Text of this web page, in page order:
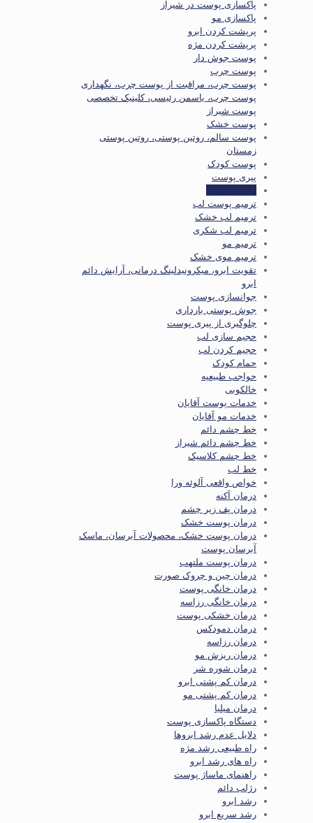
پاکسازی پوست در شیراز
پاکسازی مو
پرپشت کردن ابرو
پرپشت کردن مژه
پوست جوش دار
پوست چرب
پوست چرب، مراقبت از پوست چرب، نگهداری
پوست چرب، یاسمن رئیسی، کلینیک تخصصی
پوست شیراز
پوست خشک
پوست سالم، روتین پوستی، روتین پوستی
زمستان
پوست کودک
پیری پوست
ترمیم پوست لب
ترمیم لب خشک
ترمیم لب شکری
ترمیم مو
ترمیم موی خشک
تقویت ابرو، میکرونیدلینگ درمانی، آرایش دائم
ابرو
جوانسازی پوست
جوش پوستی بارداری
چلوگیری از پیری پوست
حجیم سازی لب
حجیم کردن لب
حمام کودک
حواجب طبیعیه
خالکوبی
خدمات پوست آقایان
خدمات مو آقایان
خط چشم دائم
خط چشم دائم شیراز
خط چشم کلاسیک
خط لب
خواص واقعی آلوئه ورا
درمان آکنه
درمان پف زیر چشم
درمان پوست خشک
درمان پوست خشک، محصولات آبرسان، ماسک
آبرسان پوست
درمان پوست ملتهب
درمان چین و چروک صورت
درمان خانگی پوست
درمان خانگی رزاسه
درمان خشکی پوست
درمان دمودکس
درمان رزاسه
درمان ریزش مو
درمان شوره شر
درمان کم پشتی ابرو
درمان کم پشتی مو
درمان میلیا
دستگاه پاکسازی پوست
دلایل عدم رشد ابروها
راه طبیعی رشد مژه
راه های رشد ابرو
راهنمای ماساژ پوست
رژلب دائم
رشد ابرو
رشد سریع ابرو